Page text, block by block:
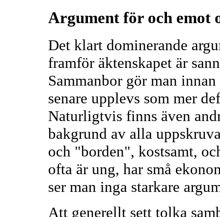
Argument för och emot
Det klart dominerande
framför äktenskapet är
Sammanbor gör man
senare upplevs som mer
Naturligtvis finns även
bakgrund av alla
och "borden", kostsamt,
ofta är ung, har små
ser man inga starkare
Att generellt sett tolka